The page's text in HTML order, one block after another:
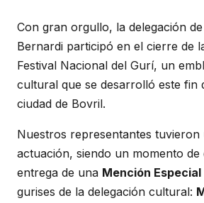
Con gran orgullo, la delegación
Bernardi participó en el cierre de
Festival Nacional del Gurí, un
cultural que se desarrolló este fin
ciudad de Bovril.
Nuestros representantes tuvieron
actuación, siendo un momento de
entrega de una Mención Especial
gurises de la delegación cultural: